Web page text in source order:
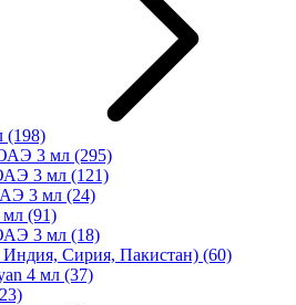
(198)
3 мл (295)
3 мл (121)
3 мл (24)
мл (91)
3 мл (18)
Сирия, Пакистан) (60)
4 мл (37)